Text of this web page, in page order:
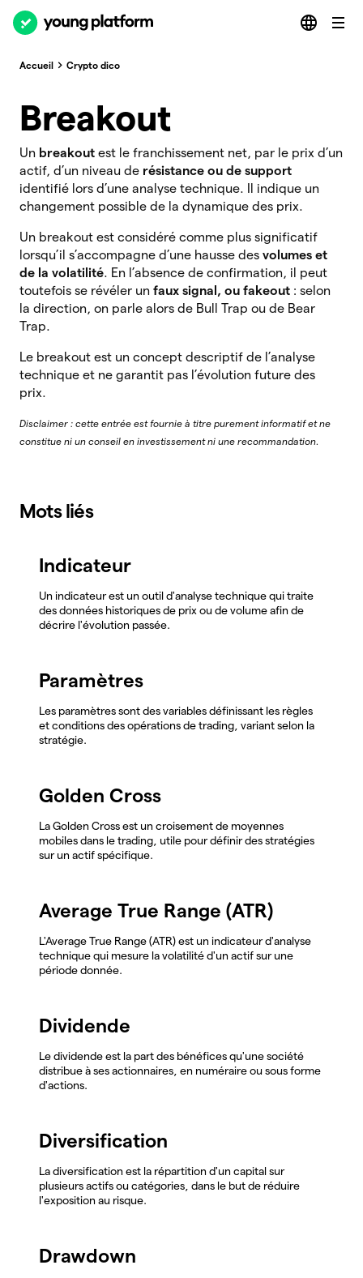
Accueil Crypto dico
Breakout
Un breakout est le franchissement net, par le prix d’un
actif, d’un niveau de résistance ou de support
identifié lors d’une analyse technique. Il indique un
changement possible de la dynamique des prix.
Un breakout est considéré comme plus significatif
lorsqu’il s’accompagne d’une hausse des volumes et
de la volatilité. En l’absence de confirmation, il peut
toutefois se révéler un faux signal, ou fakeout : selon
la direction, on parle alors de Bull Trap ou de Bear
Trap.
Le breakout est un concept descriptif de l’analyse
technique et ne garantit pas l’évolution future des
prix.
Disclaimer : cette entrée est fournie à titre purement informatif et ne
constitue ni un conseil en investissement ni une recommandation.
Mots liés
Indicateur
Un indicateur est un outil d'analyse technique qui traite
des données historiques de prix ou de volume afin de
décrire l'évolution passée.
Paramètres
Les paramètres sont des variables définissant les règles
et conditions des opérations de trading, variant selon la
stratégie.
Golden Cross
La Golden Cross est un croisement de moyennes
mobiles dans le trading, utile pour définir des stratégies
sur un actif spécifique.
Average True Range (ATR)
L'Average True Range (ATR) est un indicateur d'analyse
technique qui mesure la volatilité d'un actif sur une
période donnée.
Dividende
Le dividende est la part des bénéfices qu'une société
distribue à ses actionnaires, en numéraire ou sous forme
d'actions.
Diversification
La diversification est la répartition d'un capital sur
plusieurs actifs ou catégories, dans le but de réduire
l'exposition au risque.
Drawdown